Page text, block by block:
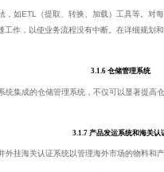
，如ETL（提取、转换、加载）工具等。对
工作，以使业务流程没有中断。在详细规划
3.1.6 仓储管理系统
统集成的仓储管理系统，不仅可以显著提高
3.1.7 产品发运系统和海关认
挂海关认证系统以管理海外市场的物料和产